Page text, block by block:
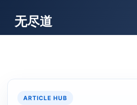
无尽道
ARTICLE HUB